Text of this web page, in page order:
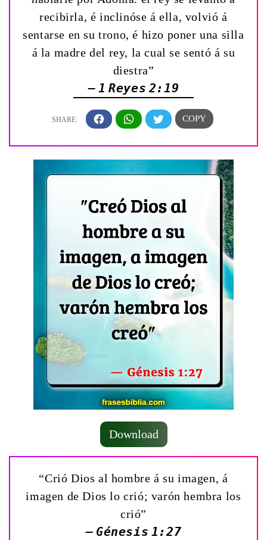
recibirla, é inclinóse á ella, volvió á
sentarse en su trono, é hizo poner una silla
á la madre del rey, la cual se sentó á su
diestra”
— 1 Reyes 2:19
Download
“Crió Dios al hombre á su imagen, á
imagen de Dios lo crió; varón hembra los
crió”
— Génesis 1:27